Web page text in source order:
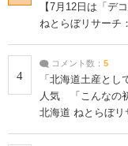
【7月12日は「デ
ねとらぼリサーチ
4
コメント数： 5
「北海道土産とし
人気 「こんなの
北海道 ねとらぼリ